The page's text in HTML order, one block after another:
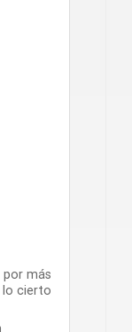
más
lo cierto